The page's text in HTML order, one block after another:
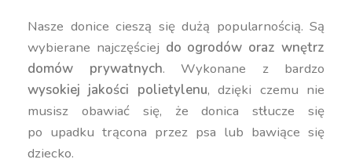
Nasze donice cieszą się dużą popularnością. Są
wybierane najczęściej do ogrodów oraz wnętrz
domów prywatnych. Wykonane z bardzo
wysokiej jakości polietylenu, dzięki czemu nie
musisz obawiać się, że donica stłucze się
po upadku trącona przez psa lub bawiące się
dziecko.